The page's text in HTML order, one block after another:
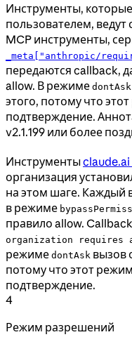
Инструменты,
пользователем, ведут
MCP инструменты,
_meta["anthropic/
передаются callback,
allow. В режиме dontAsk
этого, потому что
подтверждение.
v2.1.199 или более
Инструменты
организация
на этом шаге. Каждый
в режиме
правило allow.
organization
режиме dontAsk вызов
потому что этот
подтверждение.
4
Режим разрешений